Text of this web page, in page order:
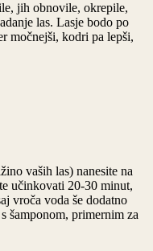
jih obnovile, okrepile,
las. Lasje bodo po
močnejši, kodri pa lepši,
vaših las) nanesite na
učinkovati 20-30 minut,
vroča voda še dodatno
šamponom, primernim za